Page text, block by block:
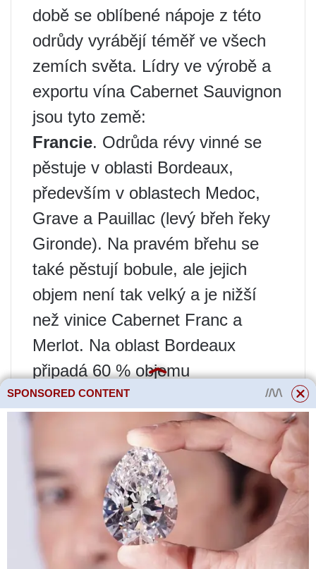
době se oblíbené nápoje z této
odrůdy vyrábějí téměř ve všech
zemích světa. Lídry ve výrobě a
exportu vína Cabernet Sauvignon
jsou tyto země:
Francie. Odrůda révy vinné se
pěstuje v oblasti Bordeaux,
především v oblastech Medoc,
Grave a Pauillac (levý břeh řeky
Gironde). Na pravém břehu se
také pěstují bobule, ale jejich
objem není tak velký a je nižší
než vinice Cabernet Franc a
Merlot. Na oblast Bordeaux
připadá 60 % objemu
vypěstovaných hroznů a
produkce vína Cabernet
Chile. Poloha této země je
jedinečná pro rozvoj vinařství.
Příznivé klima a kombinace
mořského vzduchu s pouští
SPONSORED CONTENT